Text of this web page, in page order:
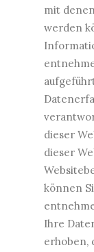
mit
werden
dieser
dieser
können
Ihre
erhoben,